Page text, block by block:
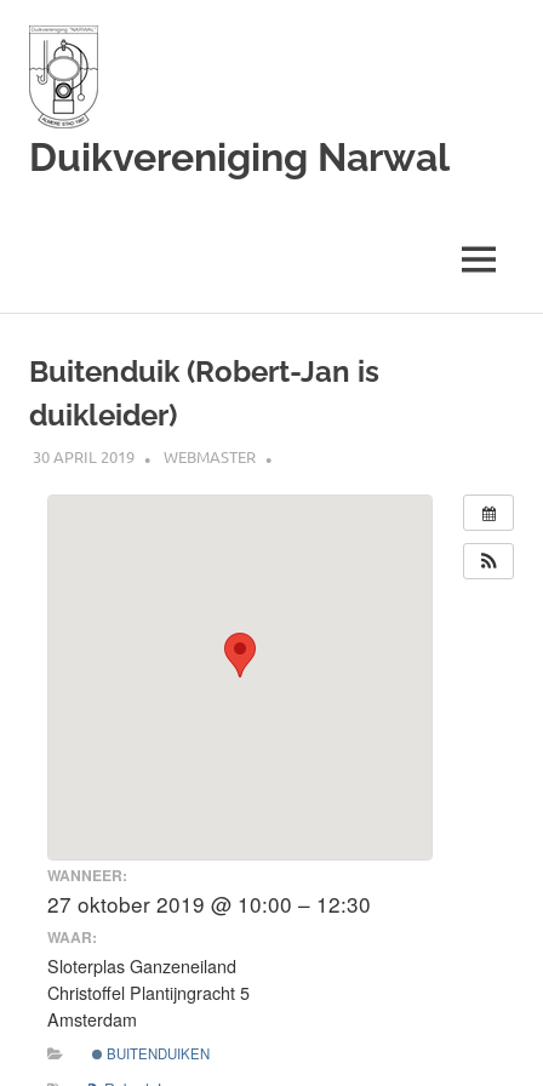
inhoud
Duikvereniging Narwal
MENU
Buitenduik (Robert-Jan is
duikleider)
30 APRIL 2019 WEBMASTER
WANNEER:
27 oktober 2019 @ 10:00 – 12:30
WAAR:
Sloterplas Ganzeneiland
Christoffel Plantijngracht 5
Amsterdam
BUITENDUIKEN